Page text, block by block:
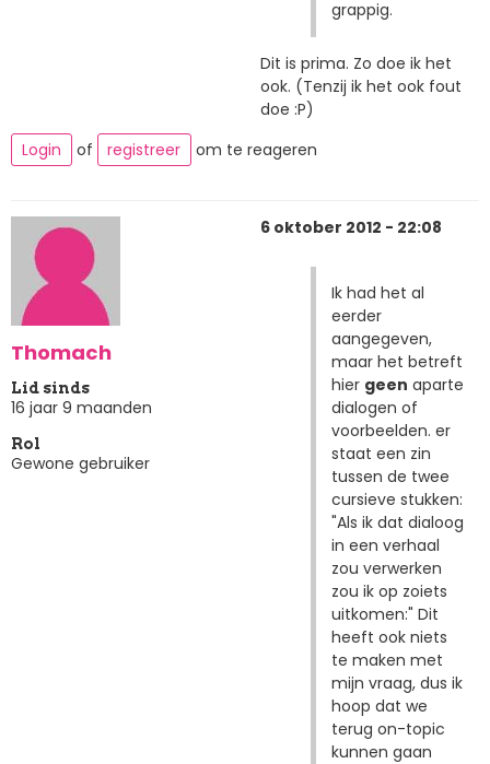
grappig.
Dit is prima. Zo doe ik het
ook. (Tenzij ik het ook fout
doe :P)
Login
of registreer om te reageren
Thomach
Lid sinds
16 jaar 9 maanden
Rol
Gewone gebruiker
6 oktober 2012 - 22:08
Ik had het al
eerder
aangegeven,
maar het betreft
hier geen aparte
dialogen of
voorbeelden. er
staat een zin
tussen de twee
cursieve stukken:
"Als ik dat dialoog
in een verhaal
zou verwerken
zou ik op zoiets
uitkomen:" Dit
heeft ook niets
te maken met
mijn vraag, dus ik
hoop dat we
terug on-topic
kunnen gaan